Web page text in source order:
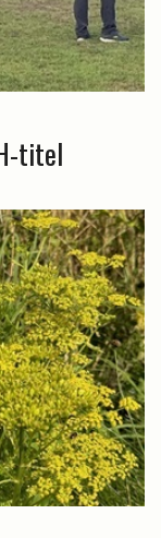
titel